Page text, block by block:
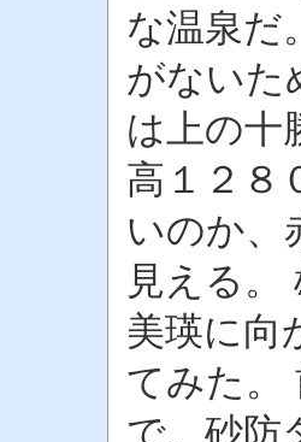
な温泉だ
がないた
は上の十
高１２８
いのか、
見える。
美瑛に向
てみた。
で、砂防